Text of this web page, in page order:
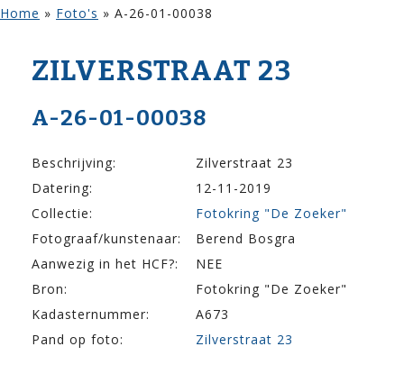
Home » Foto's » A-26-01-00038
ZILVER­STRAAT 23
A-26-01-00038
Beschrijving:
Zilverstraat 23
Datering:
12-11-2019
Collectie:
Fotokring "De Zoeker"
Fotograaf/kunstenaar:
Berend Bosgra
Aanwezig in het HCF?:
NEE
Bron:
Fotokring "De Zoeker"
Kadasternummer:
A673
Pand op foto:
Zilverstraat 23